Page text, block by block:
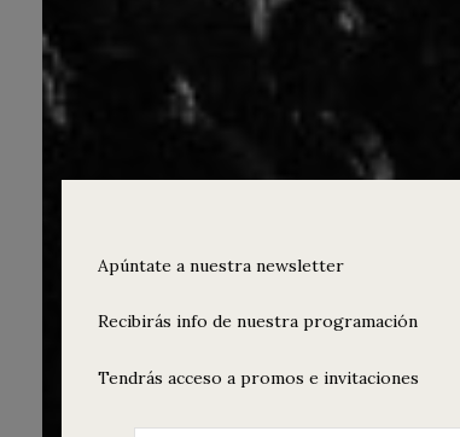
Apúntate a nuestra newsletter
Recibirás info de nuestra programación
Tendrás acceso a promos e invitaciones